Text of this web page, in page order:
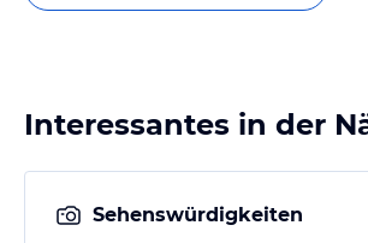
Interessantes in der
Sehenswürdigkeiten